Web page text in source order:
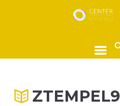
ZTEMPEL9